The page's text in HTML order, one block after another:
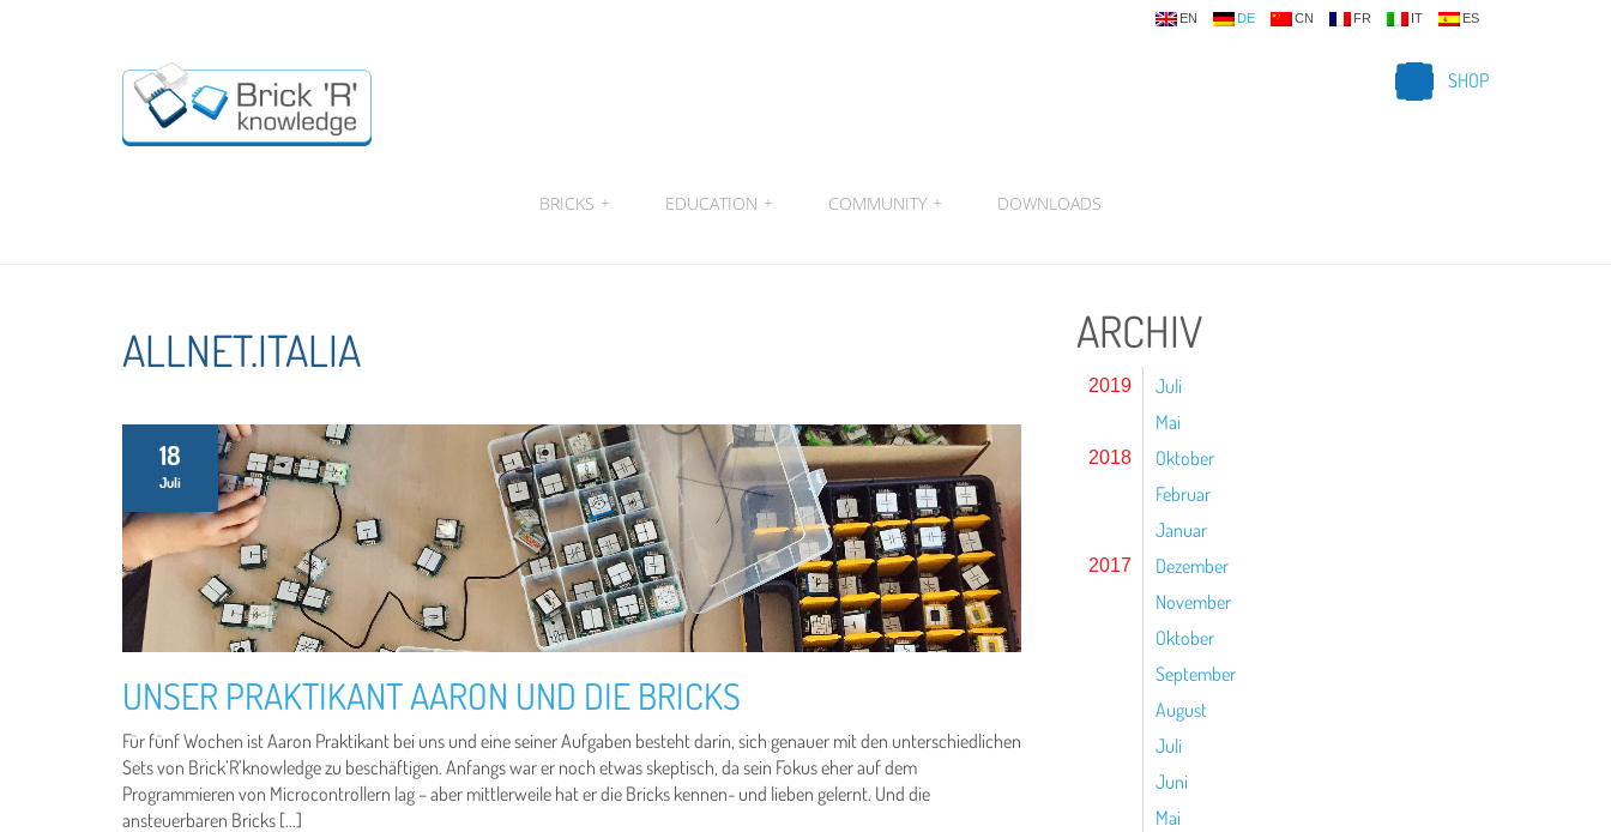
EN DE CN FR IT ES
SHOP
BRICKS + EDUCATION + COMMUNITY + DOWNLOADS
ALLNET.ITALIA
18
Juli
UNSER PRAKTIKANT AARON UND DIE BRICKS
Für fünf Wochen ist Aaron Praktikant bei uns und eine seiner Aufgaben besteht darin, sich genauer mit den unterschiedlichen
Sets von Brick’R’knowledge zu beschäftigen. Anfangs war er noch etwas skeptisch, da sein Fokus eher auf dem
Programmieren von Microcontrollern lag – aber mittlerweile hat er die Bricks kennen- und lieben gelernt. Und die
ansteuerbaren Bricks […]
ARCHIV
2019
Juli
Mai
2018
Oktober
Februar
Januar
2017
Dezember
November
Oktober
September
August
Juli
Juni
Mai